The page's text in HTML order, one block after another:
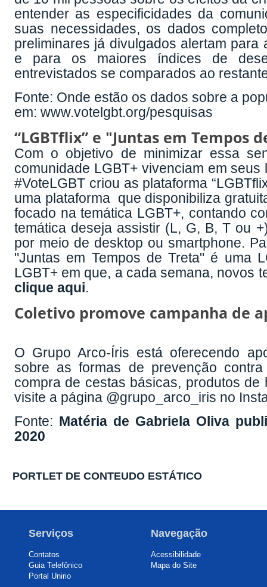
entender as especificidades da
suas necessidades, os dados
preliminares já divulgados alertam
e para os maiores índices de
entrevistados se comparados ao
Fonte: Onde estão os dados sobre a
em:www.votelgbt.org/pesquisas
“LGBTflix” e "Juntas em Tempos
Com o objetivo de minimizar essa
comunidade LGBT+ vivenciam em
#VoteLGBT criou as plataforma
uma plataforma que disponibiliza
focado na temática LGBT+, contando
temática deseja assistir (L, G, B, T ou
por meio de desktop ou smartphone.
"Juntas em Tempos de Treta" é uma
LGBT+ em que, a cada semana, novos
clique aqui.
Coletivo promove campanha de
O Grupo Arco-Íris está oferecendo
sobre as formas de prevenção
compra de cestas básicas, produtos
visite a página @grupo_arco_iris no
Fonte: Matéria de Gabriela Oliva
2020
PORTLET DE CONTEUDO ESTÁTICO
Serviços
Contatos
Guia Telefônico
Portal Unirio
Navegação
Acessibilidade
Mapa do Site